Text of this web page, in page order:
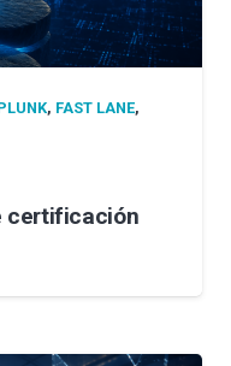
, FAST LANE,
certificación